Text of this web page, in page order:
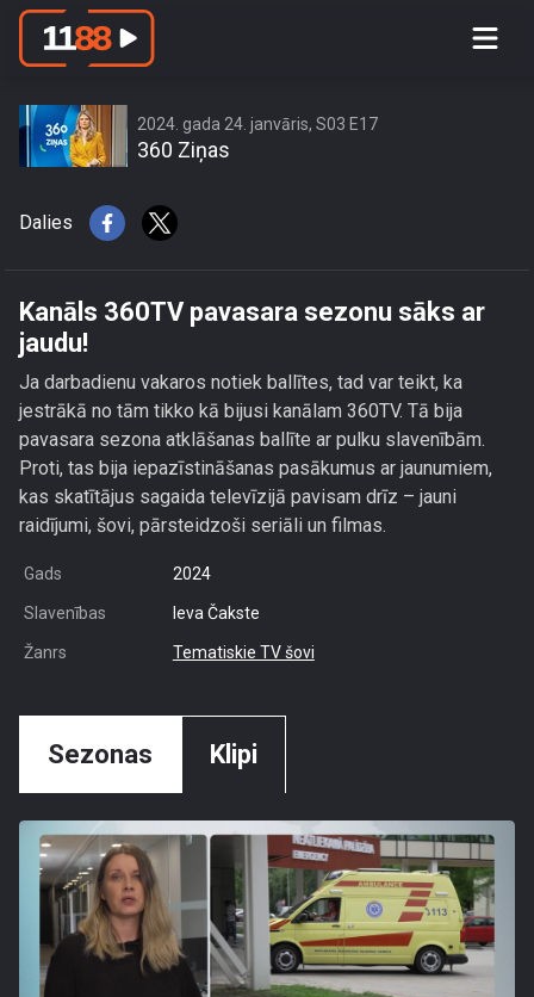
Kanāls 360TV pavasara sezonu sāks
2024. gada 24. janvāris, S03 E17
360 Ziņas
Dalies
Kanāls 360TV pavasara sezonu sāks ar
jaudu!
Ja darbadienu vakaros notiek ballītes, tad var teikt, ka
jestrākā no tām tikko kā bijusi kanālam 360TV. Tā bija
pavasara sezona atklāšanas ballīte ar pulku slavenībām.
Proti, tas bija iepazīstināšanas pasākumus ar jaunumiem,
kas skatītājus sagaida televīzijā pavisam drīz – jauni
raidījumi, šovi, pārsteidzoši seriāli un filmas.
Gads 2024
Slavenības Ieva Čakste
Žanrs Tematiskie TV šovi
Sezonas Klipi